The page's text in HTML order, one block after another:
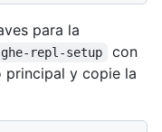
para la
ghe-repl-setup
con
principal y copie la